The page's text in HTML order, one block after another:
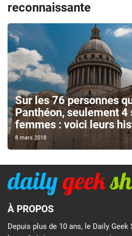
reconnaissante
Sur les 76 personnes
Panthéon, seulement 4
femmes : voici leurs
8 mars 2018
À PROPOS
Depuis plus de 10 ans, le Daily